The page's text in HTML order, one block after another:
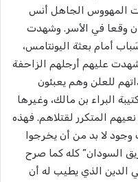
المهووس الجاهل أنس
وقعا في الأسر. وشهدت
أمام بعثة اليونتامس،
عليهم أرجلهم الزاحفة
للعلن وهم يعبئون
البراء بن مالك، وغيرها
المتكرر لقتلاهم. فهذه
لا بد من أن يخرجوا
السودان” كله كما صرح
الدين الذي يطيب له أن